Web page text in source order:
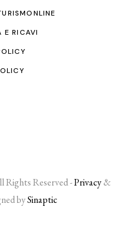
E RICAVI
Rights Reserved -Privacy&
bySinaptic